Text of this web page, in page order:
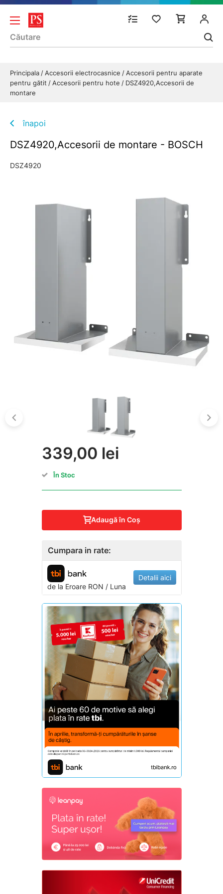
Principala Accesorii electrocasnice
Accesorii pentru aparate
pentru gătit
Accesorii pentru hote
DSZ4920,Accesorii de
montare
înapoi
DSZ4920,Accesorii de montare - BOSCH
DSZ4920
339,00 lei
În Stoc
Adaugă în Coş
Cumpara in rate:
de la EroareRON / Luna
Detalii aici